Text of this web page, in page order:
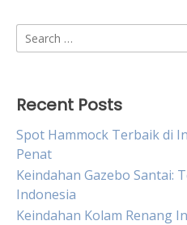
Search
for:
Recent Posts
Spot Hammock Terbaik di
Penat
Keindahan Gazebo Santai:
Indonesia
Keindahan Kolam Renang